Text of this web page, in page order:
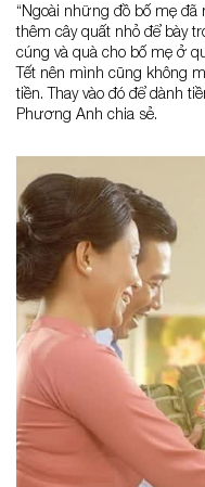
“Ngoài những đồ bố mẹ
thêm cây quất nhỏ để bày
cúng và quà cho bố mẹ ở
Tết nên mình cũng không
tiền. Thay vào đó để dành
Phương Anh chia sẻ.